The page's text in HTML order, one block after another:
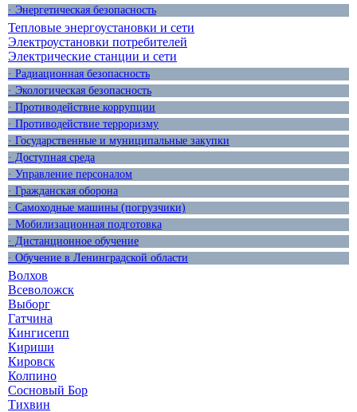
· Энергетическая безопасность
Тепловые энергоустановки и сети
Электроустановки потребителей
Электрические станции и сети
· Радиационная безопасность
· Экологическая безопасность
· Противодействие коррупции
· Противодействие терроризму
· Государственные и муниципальные закупки
· Доступная среда
· Управление персоналом
· Гражданская оборона
· Самоходные машины (погрузчики)
· Мобилизационная подготовка
· Дистанционное обучение
· Обучение в Ленинградской области
Волхов
Всеволожск
Выборг
Гатчина
Кингисепп
Кириши
Кировск
Колпино
Сосновый Бор
Тихвин